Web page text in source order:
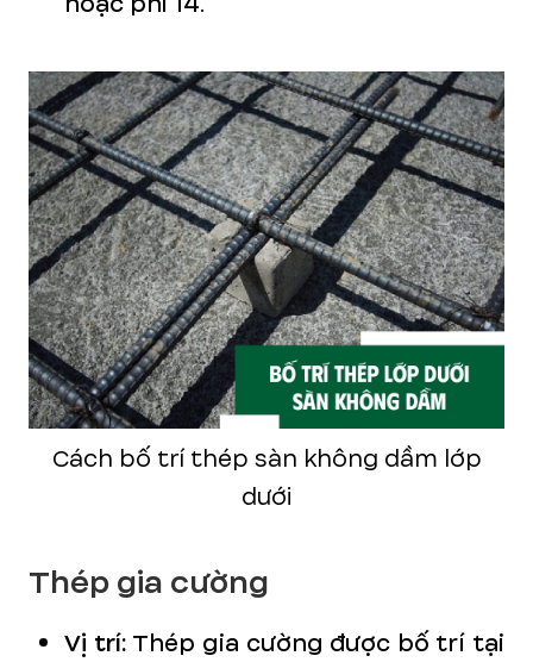
Cách bố trí thép sàn không dầm lớp
dưới
Thép gia cường
Vị trí: Thép gia cường được bố trí tại